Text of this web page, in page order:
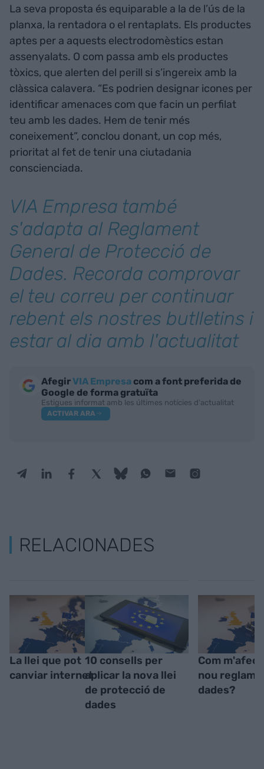
La seva proposta és equiparable a la de l’ús de la
planxa, la rentadora o el rentaplats. Els productes
aptes per a aquests electrodomèstics estan
assenyalats. O com passa amb els productes
tòxics, que alerten del perill si s’ingereix amb la
clàssica calavera. “Es podrien designar icones per
identificar amenaces com que facin un perfilat
teu amb les dades. Hem de tenir més
coneixement”, conclou donant, un cop més,
prioritat al fet de tenir una ciutadania
conscienciada.
VIA Empresa també
s'adapta al Reglament
General de Protecció de
Dades. Recorda comprovar
el teu correu per continuar
rebent els nostres butlletins i
estar al dia amb l'actualitat
AfegirVIA Empresa com a font preferida de
Google de forma gratuïta
Estigues informat amb les últimes notícies d'actualitat
ACTIVAR ARA
RELACIONADES
La llei que pot
canviar internet
10 consells per
aplicar la nova llei
de protecció de
dades
Com
nou
dades?